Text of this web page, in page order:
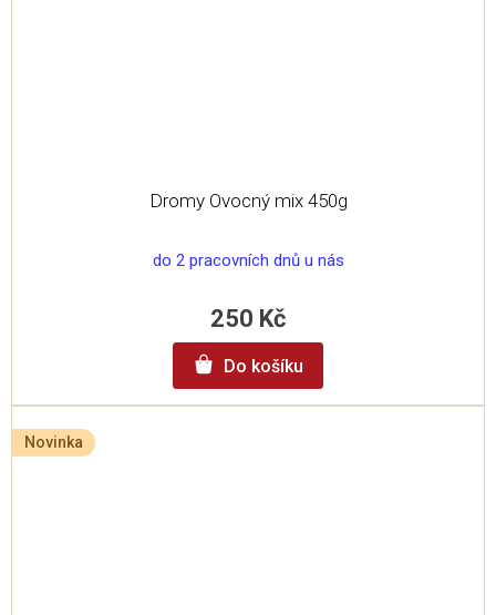
Dromy Ovocný mix 450g
do 2 pracovních dnů u nás
250 Kč
Do košíku
Novinka